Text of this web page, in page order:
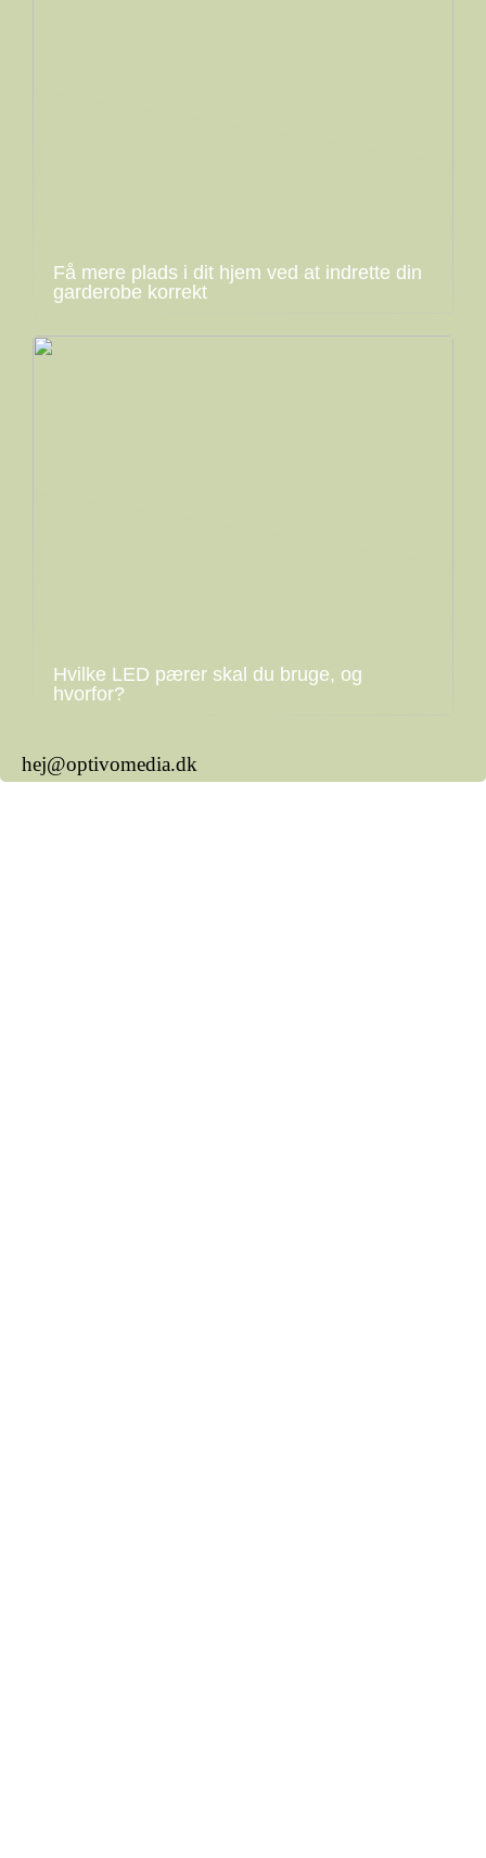
Få mere plads i dit hjem ved at indrette din
garderobe korrekt
Hvilke LED pærer skal du bruge, og
hvorfor?
hej@optivomedia.dk